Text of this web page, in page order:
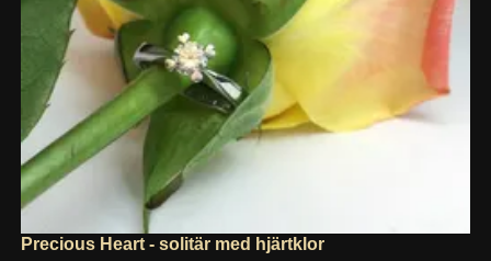
Precious Heart - solitär med hjärtklor